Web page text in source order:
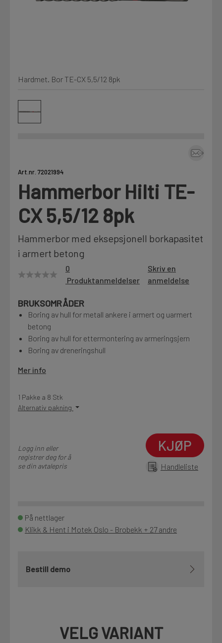
Annet
Fag
Motek
Finn butikk
Kontakt
Fra rådgivning til sporing av ordre
Siste nytt om dine favorittprodukter
Prislister
Firmainformasjon
LOGG UT
Hardmet. Bor TE-CX 5,5/12 8pk
Art.nr. 72021994
Hammerbor Hilti TE-
CX 5,5/12 8pk
Hammerbor med eksepsjonell borkapasitet
i armert betong
0
Produktanmeldelser
Skriv en
anmeldelse
BRUKSOMRÅDER
Boring av hull for metall ankere i armert og uarmert
betong
Boring av hull for ettermontering av armeringsjern
Boring av dreneringshull
Mer info
1 Pakke a 8 Stk
Alternativ pakning
Logg inn eller
registrer deg for å
se din avtalepris
KJØP
Handleliste
På nettlager
Klikk & Hent i Motek Oslo - Brobekk + 27 andre
Bestill demo
VELG VARIANT